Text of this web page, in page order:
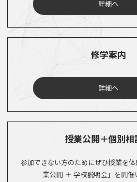
詳細へ
修学案内
詳細へ
授業公開＋個別相
参加できない方のためにぜひ授業を
業公開 ＋ 学校説明会」を開催